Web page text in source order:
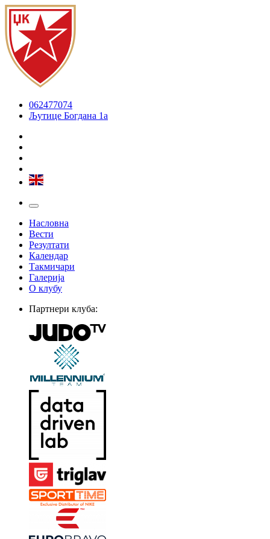
062477074
Љутице Богдана 1а
Насловна
Вести
Резултати
Календар
Такмичари
Галерија
О клубу
Партнери клуба: